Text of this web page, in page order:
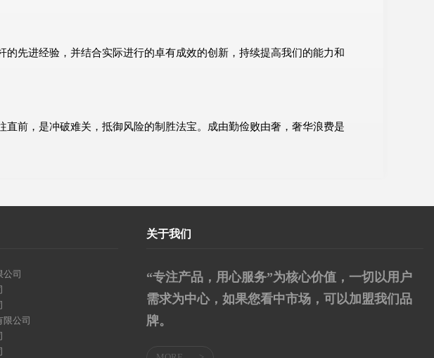
先进经验，并结合实际进行的卓有成效的创新，持续提高我们的能力和
前，是冲破难关，抵御风险的制胜法宝。成由勤俭败由奢，奢华浪费是
司
限公司
关于我们
“专注产品，用心服务”为核心价值，一切以用户
需求为中心，如果您看中市场，可以加盟我们品
牌。